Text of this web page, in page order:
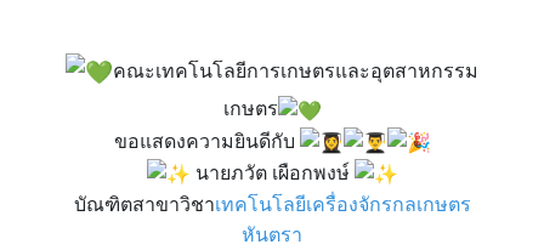
คณะเทคโนโลยีการเกษตรและอุตสาหกรรม
เกษตร
ขอแสดงความยินดีกับ
นายภวัต เผือกพงษ์
บัณฑิตสาขาวิชาเทคโนโลยีเครื่องจักรกลเกษตร
หันตรา